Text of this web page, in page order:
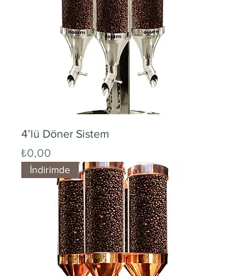
4’lü Döner Sistem
Fiyat
₺0,00
İndirimde